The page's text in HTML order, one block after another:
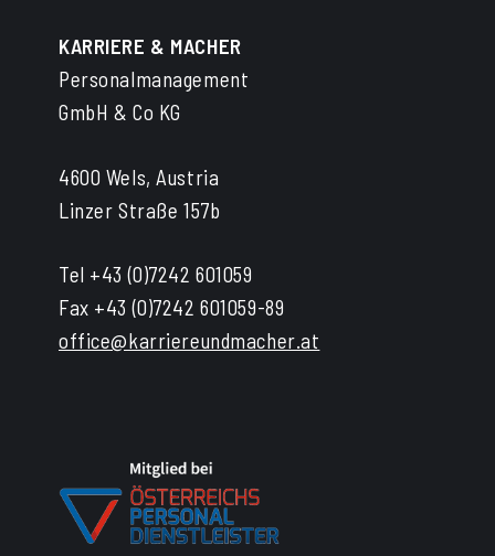
KARRIERE & MACHER
Personalmanagement
GmbH & Co KG
4600 Wels, Austria
Linzer Straße 157b
Tel +43 (0)7242 601059
Fax +43 (0)7242 601059-89
office@karriereundmacher.at